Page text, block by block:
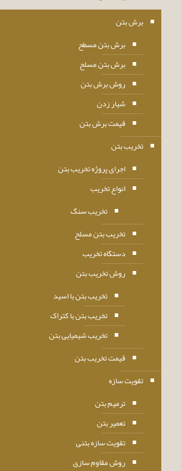
برش بتن
برش بتن مسطح
برش بتن مسلح
روش برش بتن
شیار زدن
قیمت برش بتن
تخریب بتن
اجرای پروژه تخریب بتن
انواع تخریب
تخریب سنگ
تخریب بتن مسلح
دستگاه تخریب
روش تخریب بتن
تخریب بتن با اسید
تخریب بتن با کتراک
تخریب شیمیایی بتن
قیمت تخریب بتن
تقویت سازه
ترمیم بتن
تعمیر بتن
تقویت سازه بتنی
روش مقاوم سازی